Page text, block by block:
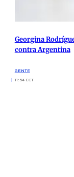
Georgina
contra Argentina
GENTE
11:54 ECT